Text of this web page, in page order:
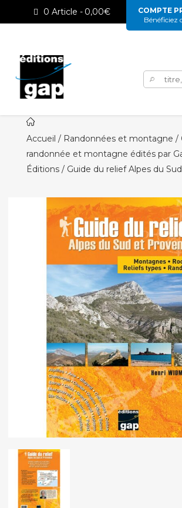
0 Article 0,00€
COMPTE
Bénéficiez
Accueil / Randonnées et montagne /
randonnée et montagne édités par
Éditions/ Guide du relief Alpes du